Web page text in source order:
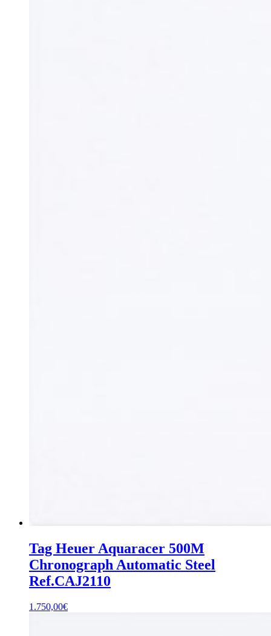
Tag Heuer Aquaracer 500M
Chronograph Automatic Steel
Ref.CAJ2110
1.750,00€